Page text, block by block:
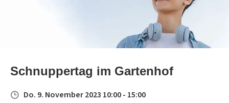
Schnuppertag im Gartenhof
Do. 9. November 2023 10:00 - 15:00